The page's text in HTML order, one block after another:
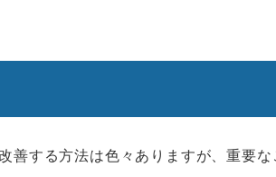
善する方法は色々ありますが、重要